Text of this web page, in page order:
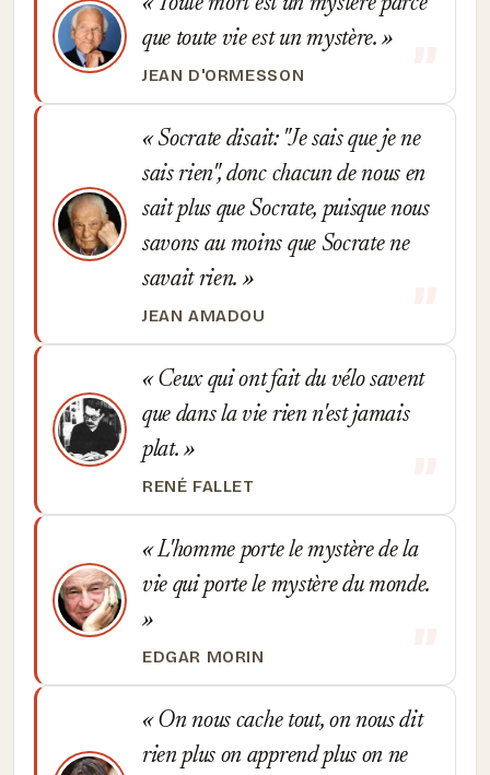
que toute vie est un mystère.
JEAN D'ORMESSON
Socrate disait: "Je sais que je ne
sais rien", donc chacun de nous en
sait plus que Socrate, puisque nous
savons au moins que Socrate ne
savait rien.
JEAN AMADOU
Ceux qui ont fait du vélo savent
que dans la vie rien n'est jamais
plat.
RENÉ FALLET
L'homme porte le mystère de la
vie qui porte le mystère du monde.
EDGAR MORIN
On nous cache tout, on nous dit
rien plus on apprend plus on ne